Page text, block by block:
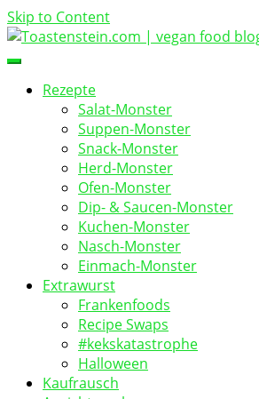
Skip to Content
Toastenstein.com
vegan food blog
Rezepte
Salat-Monster
Suppen-Monster
Snack-Monster
Herd-Monster
Ofen-Monster
Dip- & Saucen-Monster
Kuchen-Monster
Nasch-Monster
Einmach-Monster
Extrawurst
Frankenfoods
Recipe Swaps
#kekskatastrophe
Halloween
Kaufrausch